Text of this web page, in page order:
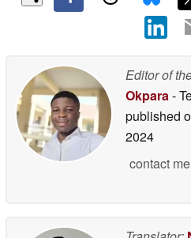
Editor of
Okpara-
published
2024
contact